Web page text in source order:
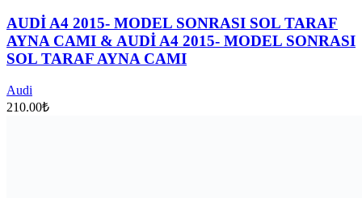
AUDİ A4 2015- MODEL SONRASI SOL TARAF
AYNA CAMI & AUDİ A4 2015- MODEL SONRASI
SOL TARAF AYNA CAMI
Audi
210.00₺